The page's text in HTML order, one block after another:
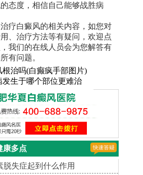
态度，相信自己能够战胜病
疗白癜风的相关内容，如您对
、治疗方法等有疑问，欢迎点
我们的在线人员会为您解答有
有问题。
根治吗(白癫疯手部图片)
发生于哪个部位更难治
康多点
脱失症起到什么作用